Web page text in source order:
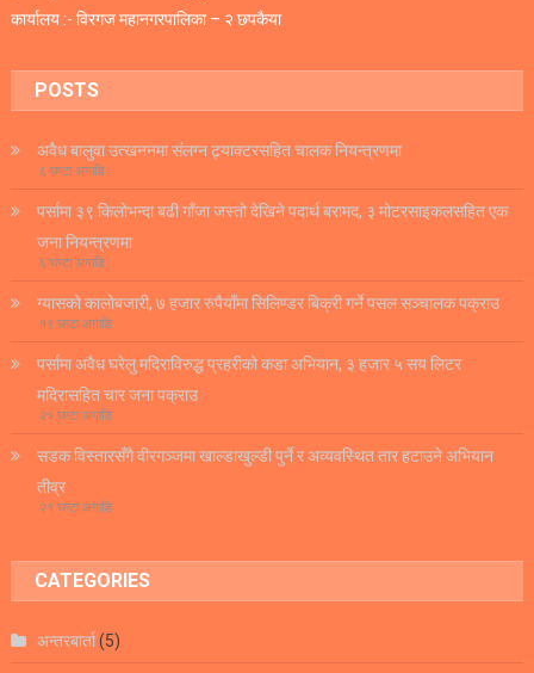
कार्यालय :- विरगज महानगरपालिका – २ छपकैया
POSTS
अवैध बालुवा उत्खननमा संलग्न ट्र्याक्टरसहित चालक नियन्त्रणमा
६ घण्टा अगाडि
पर्सामा ३९ किलोभन्दा बढी गाँजा जस्तो देखिने पदार्थ बरामद, ३ मोटरसाइकलसहित एक
जना नियन्त्रणमा
६ घण्टा अगाडि
ग्यासको कालोबजारी, ७ हजार रुपैयाँमा सिलिण्डर बिक्री गर्ने पसल सञ्चालक पक्राउ
१९ घण्टा अगाडि
पर्सामा अवैध घरेलु मदिराविरुद्ध प्रहरीको कडा अभियान, ३ हजार ५ सय लिटर
मदिरासहित चार जना पक्राउ
२१ घण्टा अगाडि
सडक विस्तारसँगै वीरगञ्जमा खाल्डाखुल्डी पुर्ने र अव्यवस्थित तार हटाउने अभियान
तीव्र
२१ घण्टा अगाडि
CATEGORIES
अन्तरबार्ता(5)